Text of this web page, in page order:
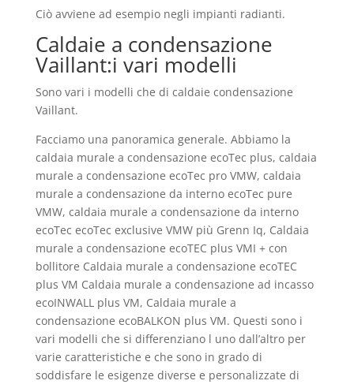
Ciò avviene ad esempio negli impianti radianti.
Caldaie a condensazione
Vaillant:i vari modelli
Sono vari i modelli che di caldaie condensazione
Vaillant.
Facciamo una panoramica generale. Abbiamo la
caldaia murale a condensazione ecoTec plus, caldaia
murale a condensazione ecoTec pro VMW, caldaia
murale a condensazione da interno ecoTec pure
VMW, caldaia murale a condensazione da interno
ecoTec ecoTec exclusive VMW più Grenn Iq, Caldaia
murale a condensazione ecoTEC plus VMI + con
bollitore Caldaia murale a condensazione ecoTEC
plus VM Caldaia murale a condensazione ad incasso
ecoINWALL plus VM, Caldaia murale a
condensazione ecoBALKON plus VM. Questi sono i
vari modelli che si differenziano l uno dall’altro per
varie caratteristiche e che sono in grado di
soddisfare le esigenze diverse e personalizzate di